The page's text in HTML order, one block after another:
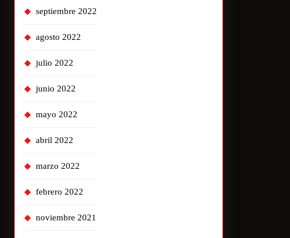
septiembre 2022
agosto 2022
julio 2022
junio 2022
mayo 2022
abril 2022
marzo 2022
febrero 2022
noviembre 2021